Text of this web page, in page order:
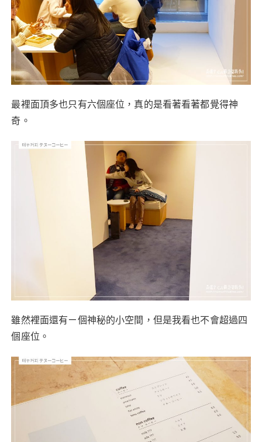
最裡面頂多也只有六個座位，真的是看著看著都覺得神
奇。
雖然裡面還有ㄧ個神秘的小空間，但是我看也不會超過四
個座位。